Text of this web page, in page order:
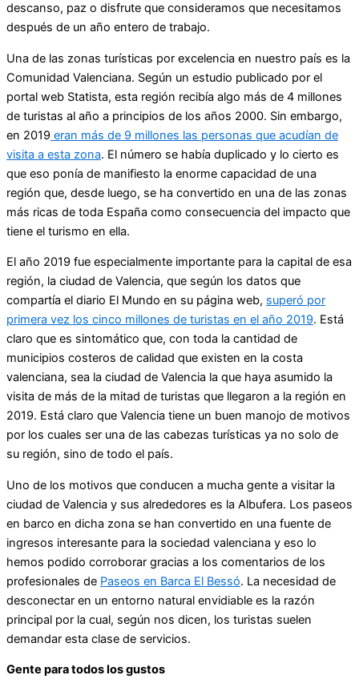
descanso, paz o disfrute que consideramos que necesitamos
después de un año entero de trabajo.
Una de las zonas turísticas por excelencia en nuestro país es la
Comunidad Valenciana. Según un estudio publicado por el
portal web Statista, esta región recibía algo más de 4 millones
de turistas al año a principios de los años 2000. Sin embargo,
en 2019 eran más de 9 millones las personas que acudían de
visita a esta zona. El número se había duplicado y lo cierto es
que eso ponía de manifiesto la enorme capacidad de una
región que, desde luego, se ha convertido en una de las zonas
más ricas de toda España como consecuencia del impacto que
tiene el turismo en ella.
El año 2019 fue especialmente importante para la capital de esa
región, la ciudad de Valencia, que según los datos que
compartía el diario El Mundo en su página web, superó por
primera vez los cinco millones de turistas en el año 2019. Está
claro que es sintomático que, con toda la cantidad de
municipios costeros de calidad que existen en la costa
valenciana, sea la ciudad de Valencia la que haya asumido la
visita de más de la mitad de turistas que llegaron a la región en
2019. Está claro que Valencia tiene un buen manojo de motivos
por los cuales ser una de las cabezas turísticas ya no solo de
su región, sino de todo el país.
Uno de los motivos que conducen a mucha gente a visitar la
ciudad de Valencia y sus alrededores es la Albufera. Los paseos
en barco en dicha zona se han convertido en una fuente de
ingresos interesante para la sociedad valenciana y eso lo
hemos podido corroborar gracias a los comentarios de los
profesionales de Paseos en Barca El Bessó. La necesidad de
desconectar en un entorno natural envidiable es la razón
principal por la cual, según nos dicen, los turistas suelen
demandar esta clase de servicios.
Gente para todos los gustos